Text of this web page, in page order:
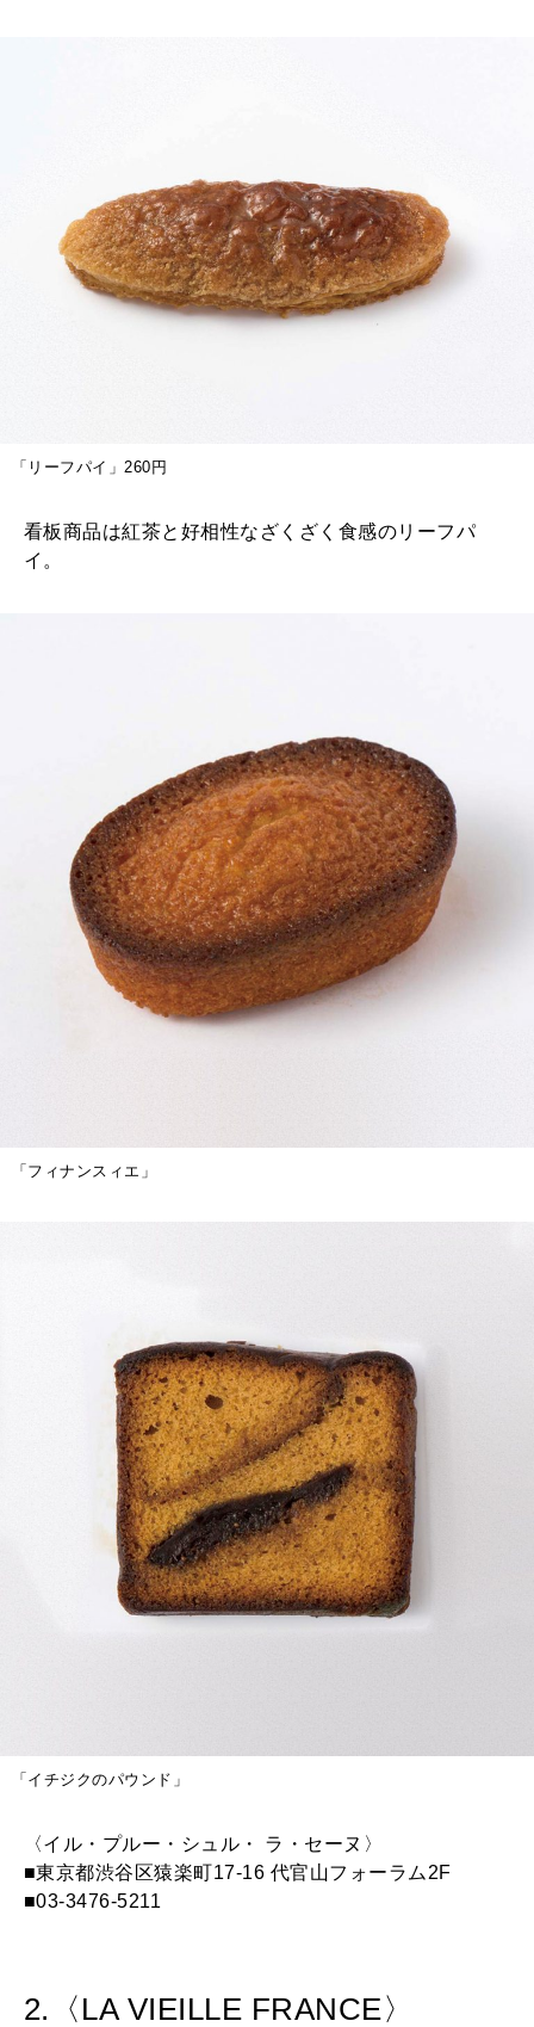
2026年5月号「“大好き”に出会いに。韓国」
2026年4月号「未来をつくる、学びの教科書。」
2026年3月号「スイーツ予想図 2026」
2025年12月号「お酒の新常識。」
FOLLOW US!
「リーフパイ」260円
看板商品は紅茶と好相性なざくざく食感のリーフパ
イ。
「フィナンスィエ」
「イチジクのパウンド」
〈イル・プルー・シュル・ ラ・セーヌ〉
■東京都渋谷区猿楽町17-16 代官山フォーラム2F
■03-3476-5211
2.〈LA VIEILLE FRANCE〉